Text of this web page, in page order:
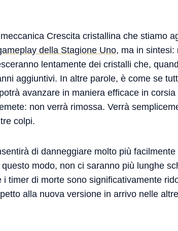
Crescita cristallina che stiamo
della Stagione Uno, ma in sintesi:
lentamente dei cristalli che,
aggiuntivi. In altre parole, è come se
avanzare in maniera efficace in
non verrà rimossa. Verrà
colpi.
di danneggiare molto più
modo, non ci saranno più lunghe
timer di morte sono significativamente
alla nuova versione in arrivo nelle